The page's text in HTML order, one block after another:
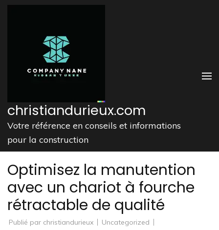
Aller
christiandurieux.com
Votre référence en conseils et informations
pour la construction
Optimisez la manutention
avec un chariot à fourche
rétractable de qualité
Publié par christiandurieux
Uncategorized